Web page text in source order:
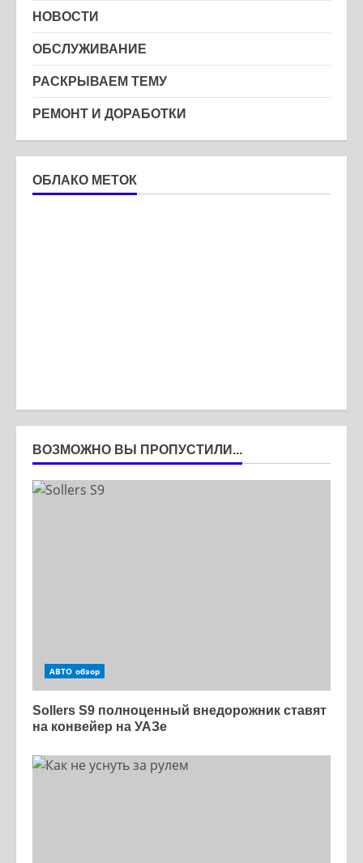
НОВОСТИ
ОБСЛУЖИВАНИЕ
РАСКРЫВАЕМ ТЕМУ
РЕМОНТ И ДОРАБОТКИ
ОБЛАКО МЕТОК
ВОЗМОЖНО ВЫ ПРОПУСТИЛИ...
АВТО обзор
Sollers S9 полноценный внедорожник ставят
на конвейер на УАЗе